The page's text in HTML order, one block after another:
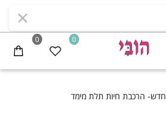
0 0
חדש- הרכבת חיות תלת מימד